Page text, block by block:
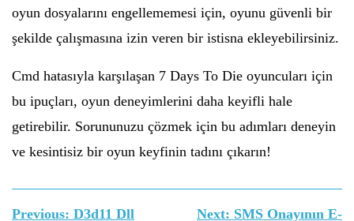
oyun dosyalarını engellememesi için, oyunu güvenli bir
şekilde çalışmasına izin veren bir istisna ekleyebilirsiniz.
Cmd hatasıyla karşılaşan 7 Days To Die oyuncuları için
bu ipuçları, oyun deneyimlerini daha keyifli hale
getirebilir. Sorununuzu çözmek için bu adımları deneyin
ve kesintisiz bir oyun keyfinin tadını çıkarın!
Yazı
Previous: D3d11 Dll
Next: SMS Onayının E-